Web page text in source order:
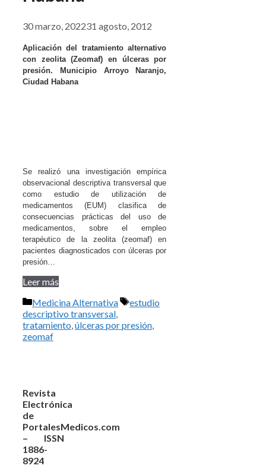
30 marzo, 202231 agosto, 2012
Aplicación del tratamiento alternativo
con zeolita (Zeomaf) en úlceras por
presión. Municipio Arroyo Naranjo,
Ciudad Habana
Se realizó una investigación empírica
observacional descriptiva transversal que
como estudio de utilización de
medicamentos (EUM) clasifica de
consecuencias prácticas del uso de
medicamentos, sobre el empleo
terapéutico de la zeolita (zeomaf) en
pacientes diagnosticados con úlceras por
presión…
Leer más
Categorías
Medicina Alternativa Etiquetas
estudio
descriptivo transversal,
tratamiento,úlceras por presión,
zeomaf
Revista
Electrónica
de
PortalesMedicos.com
– ISSN
1886-
8924